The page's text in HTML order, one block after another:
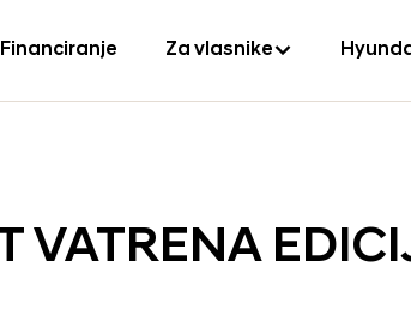
Financiranje Za vlasnike
VATRENA